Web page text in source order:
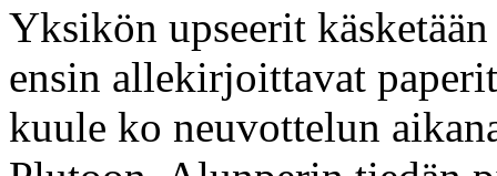
Yksikön upseerit
ensin allekirjoittavat
kuule ko neuvottelun